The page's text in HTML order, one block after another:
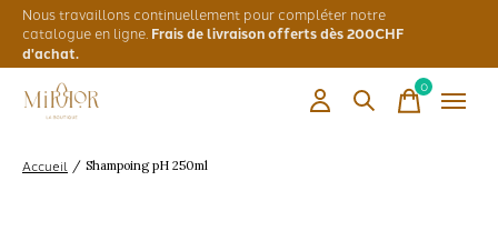
Nous travaillons continuellement pour compléter notre
catalogue en ligne. Frais de livraison offerts dès 200CHF
d'achat.
0items
Accueil / Shampoing pH 250ml